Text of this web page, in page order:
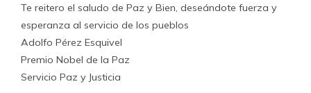
Te reitero el saludo de Paz y Bien, deseándote fuerza y
esperanza al servicio de los pueblos
Adolfo Pérez Esquivel
Premio Nobel de la Paz
Servicio Paz y Justicia